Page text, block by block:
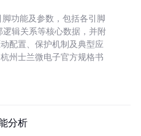
功能及参数，包括各引脚
辑关系等核心数据，并附
配置、保护机制及典型应
州士兰微电子官方规格书
分析